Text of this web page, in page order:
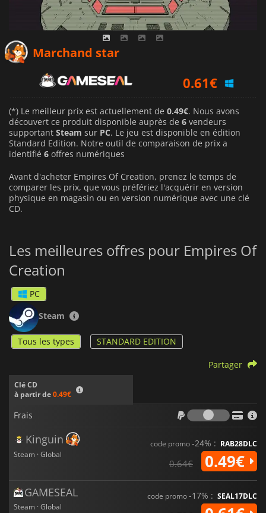
Marchand star
0.61€
1.32€
(*) Le meilleur prix est actuellement de 0.49€. Nous avons
découvert ce produit disponible auprès de 6 vendeurs
supportant Steam sur PC. Le jeu est disponible en édition
Standard Edition. Notre outil de comparaison de prix a
identifié 6 offres numériques
Avant d'acheter Empires Of Creation, prenez le temps de
comparer les prix, que vous préfériez l'acquérir en version
physique en magasin ou en version numérique avec une clé
CD.
Les meilleures offres pour Empires Of
Creation
PC
Steam
Tous les types STANDARD EDITION
Clé CD
à partir de0.49€
Partager
Frais
Frais
Kinguin
Steam · Global
code promo-24% : RAB28DLC
0.64€ 0.49€
GAMESEAL
Steam · Global
code promo-17% : SEAL17DLC